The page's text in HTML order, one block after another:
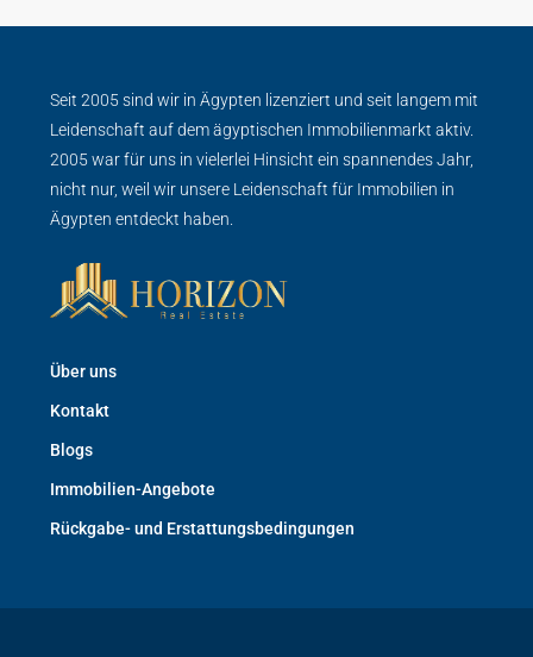
Seit 2005 sind wir in Ägypten lizenziert und seit langem mit
Leidenschaft auf dem ägyptischen Immobilienmarkt aktiv.
2005 war für uns in vielerlei Hinsicht ein spannendes Jahr,
nicht nur, weil wir unsere Leidenschaft für Immobilien in
Ägypten entdeckt haben.
Über uns
Kontakt
Blogs
Immobilien-Angebote
Rückgabe- und Erstattungsbedingungen